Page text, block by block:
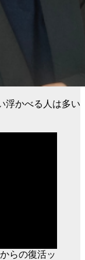
浮かべる人は多い
らの復活ッ